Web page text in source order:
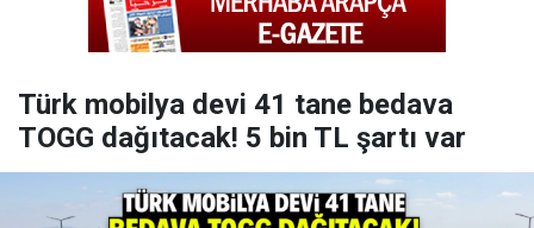
Türk mobilya devi 41 tane bedava
TOGG dağıtacak! 5 bin TL şartı var